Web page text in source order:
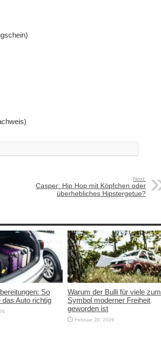
Next:
Casper: Hip Hop mit Köpfchen oder
überhebliches Hipstergetue?
So
das Auto richtig
Warum der Bulli für viele zum
Symbol moderner Freiheit
geworden ist
Februar 20, 2026